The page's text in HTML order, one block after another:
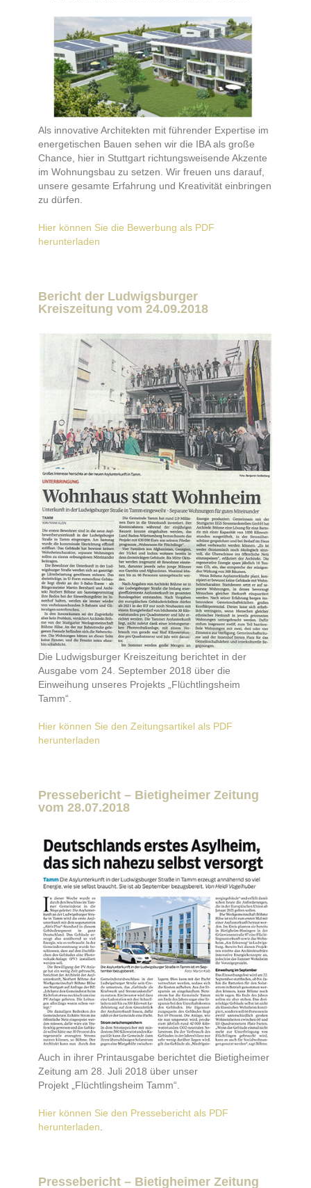
Als innovative Architekten mit führender Expertise im
energetischen Bauen sehen wir die IBA als große
Chance, hier in Stuttgart richtungsweisende Akzente
im Wohnungsbau zu setzen. Wir freuen uns darauf,
unsere gesamte Erfahrung und Kreativität einbringen
zu dürfen.
Hier können Sie die Bewerbung als PDF
herunterladen
Bericht der Ludwigsburger
Kreiszeitung vom 24.09.2018
Die Ludwigsburger Kreiszeitung berichtet in der
Ausgabe vom 24. September 2018 über die
Einweihung unseres Projekts „Flüchtlingsheim
Tamm“.
Hier können Sie den Zeitungsartikel als PDF
herunterladen
Pressebericht – Bietigheimer Zeitung
vom 28.07.2018
Auch in ihrer Printausgabe berichtet die Bietigheimer
Zeitung am 28. Juli 2018 über unser
Projekt „Flüchtlingsheim Tamm“.
Hier können Sie den Pressebericht als PDF
herunterladen
Pressebericht – Bietigheimer Zeitung